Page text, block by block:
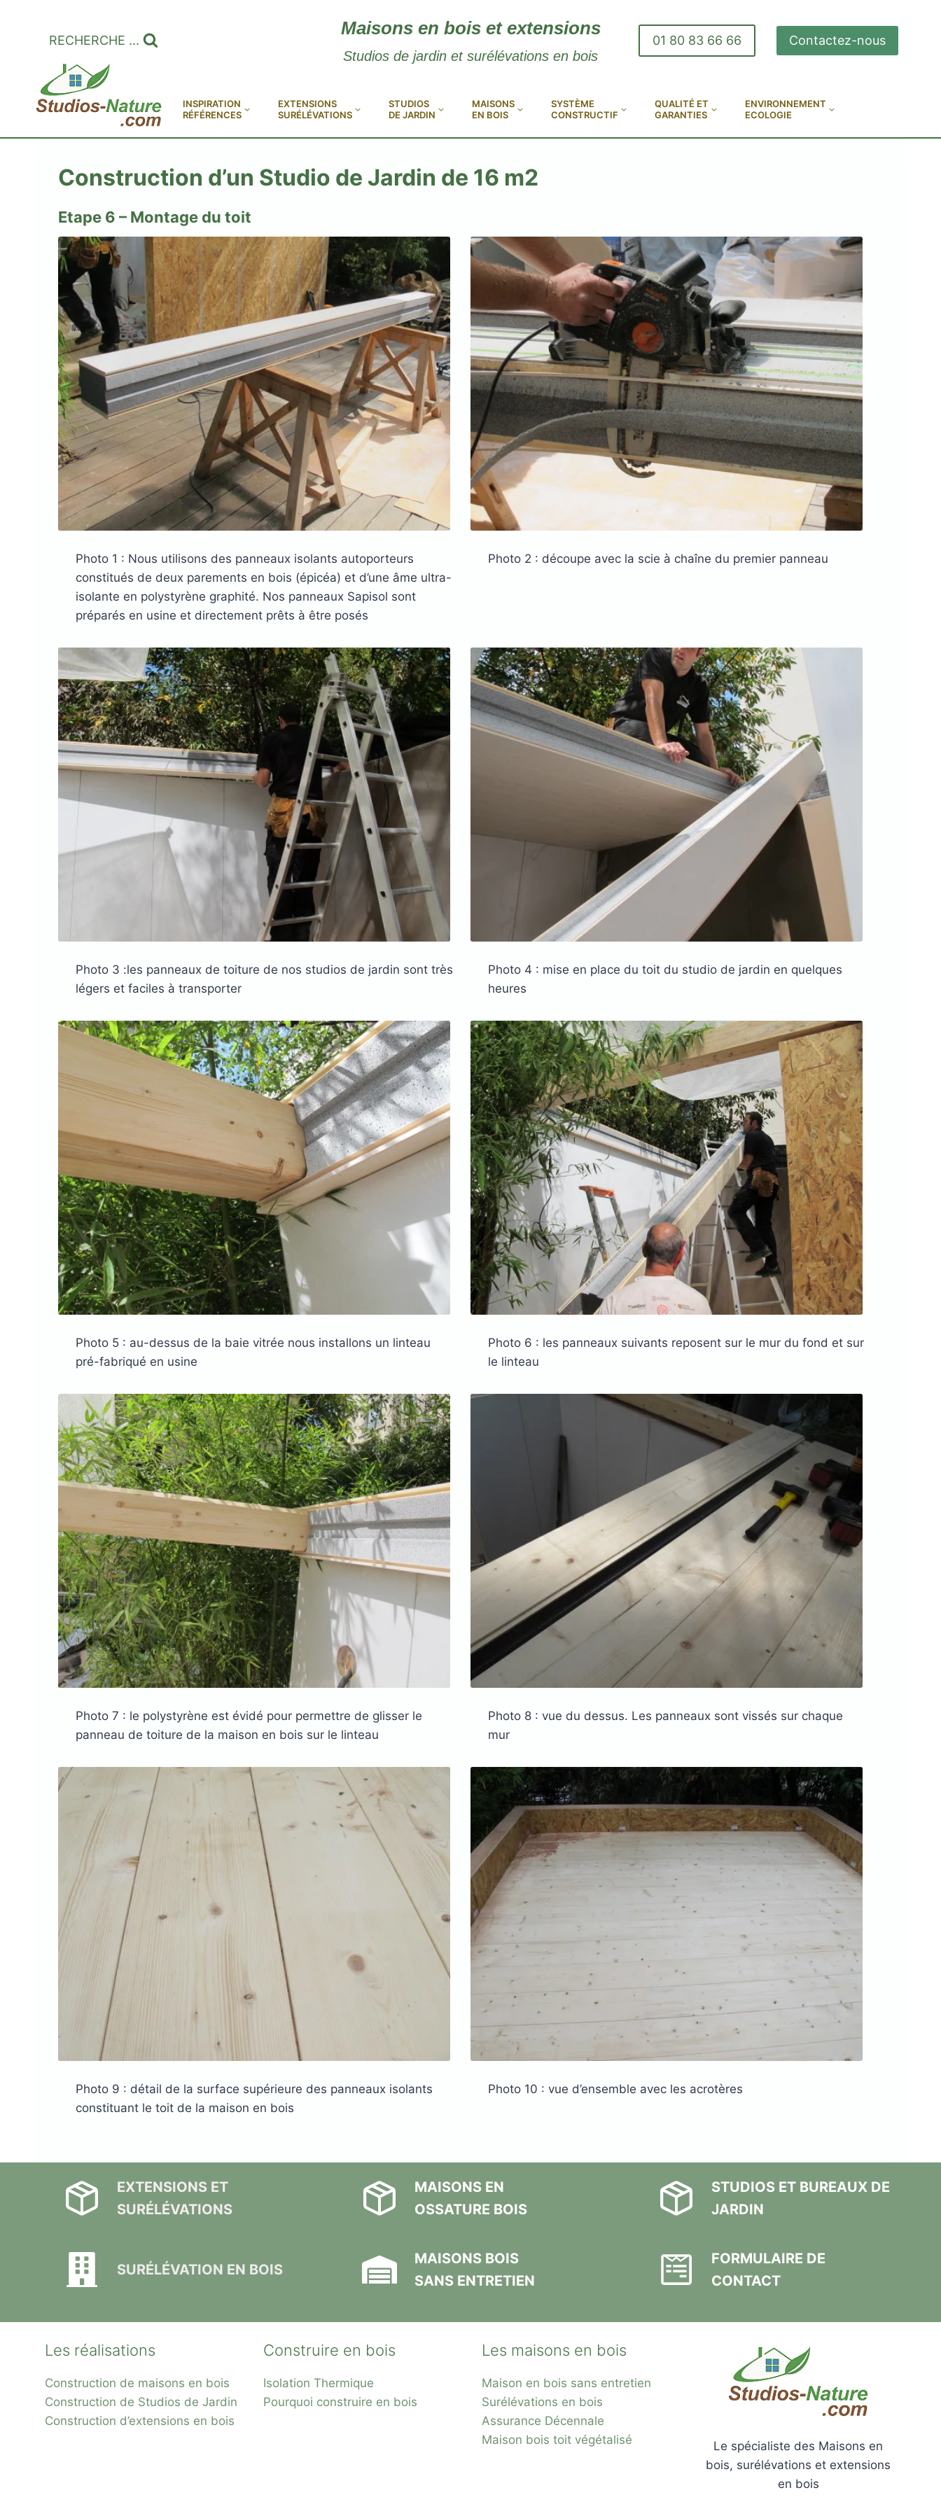
RECHERCHE ...
Maisons en bois et extensions
Studios de jardin et surélévations en bois
01 80 83 66 66 Contactez-nous
INSPIRATION
RÉFÉRENCES
EXTENSIONS
SURÉLÉVATIONS
STUDIOS
DE JARDIN
MAISONS
EN BOIS
SYSTÈME
CONSTRUCTIF
QUALITÉ ET
GARANTIES
ENVIRONNEMENT
ECOLOGIE
Construction d’un Studio de Jardin de 16 m2
Etape 6 – Montage du toit
Photo 1 : Nous utilisons des panneaux isolants autoporteurs
constitués de deux parements en bois (épicéa) et d’une âme ultra-
isolante en polystyrène graphité. Nos panneaux Sapisol sont
préparés en usine et directement prêts à être posés
Photo 2 : découpe avec la scie à chaîne du premier panneau
Photo 3 :les panneaux de toiture de nos studios de jardin sont très
légers et faciles à transporter
Photo 4 : mise en place du toit du studio de jardin en quelques
heures
Photo 5 : au-dessus de la baie vitrée nous installons un linteau
pré-fabriqué en usine
Photo 6 : les panneaux suivants reposent sur le mur du fond et sur
le linteau
Photo 7 : le polystyrène est évidé pour permettre de glisser le
panneau de toiture de la maison en bois sur le linteau
Photo 8 : vue du dessus. Les panneaux sont vissés sur chaque
mur
Photo 9 : détail de la surface supérieure des panneaux isolants
constituant le toit de la maison en bois
Photo 10 : vue d’ensemble avec les acrotères
EXTENSIONS ET
SURÉLÉVATIONS
SURÉLÉVATION EN BOIS
MAISONS EN
OSSATURE BOIS
MAISONS BOIS
SANS ENTRETIEN
STUDIOS ET BUREAUX DE
JARDIN
FORMULAIRE DE
CONTACT
Les réalisations
Construction de maisons en bois
Construction de Studios de Jardin
Construction d’extensions en bois
Construire en bois
Isolation Thermique
Pourquoi construire en bois
Les maisons en bois
Maison en bois sans entretien
Surélévations en bois
Assurance Décennale
Maison bois toit végétalisé
Le spécialiste des Maisons en
bois, surélévations et extensions
en bois